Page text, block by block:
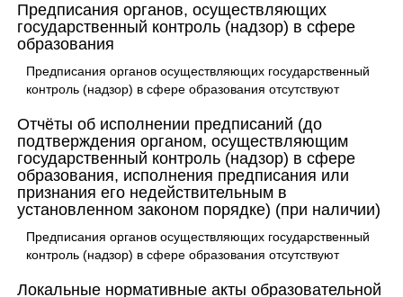
Предписания органов, осуществляющих
государственный контроль (надзор) в сфере
образования
Предписания органов осуществляющих государственный
контроль (надзор) в сфере образования отсутствуют
Отчёты об исполнении предписаний (до
подтверждения органом, осуществляющим
государственный контроль (надзор) в сфере
образования, исполнения предписания или
признания его недействительным в
установленном законом порядке) (при наличии)
Предписания органов осуществляющих государственный
контроль (надзор) в сфере образования отсутствуют
Локальные нормативные акты образовательной